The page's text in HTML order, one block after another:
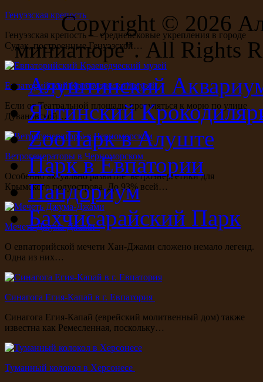
Генуэзская крепость
Генуэзская крепость — средневековые укрепления в городе
Судак, построенные Генуэзской…
Евпаторийский Краеведческий музей
Если от Театральной площади прогуляться к морю по улице
Дувановской…
Ветрогенераторы в Черноморском
Особенно актуально развитие ветроэнергетики для
Крымского полуострова. До 93% всей…
Мечеть Джума-Джами
О евпаторийской мечети Хан-Джами сложено немало легенд.
Одна из них…
Синагога Егия-Капай в г. Евпатория
Синагога Егия-Капай (еврейский молитвенный дом) также
известна как Ремесленная, поскольку…
Туманный колокол в Херсонесе
Copyright © 2026
миниатюре". All Rights
Алуштинский
Ялтинский
ZooПарк в Алуште
Парк в Евпатории
Пандориум
Бахчисарайский Парк